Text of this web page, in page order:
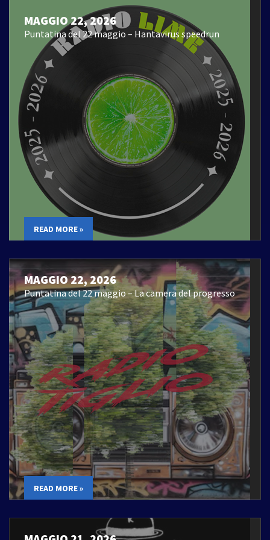
MAGGIO 22, 2026
Puntatina del 22 maggio – Hantavirus speedrun
READ MORE »
MAGGIO 22, 2026
Puntatina del 22 maggio – La camera del progresso
READ MORE »